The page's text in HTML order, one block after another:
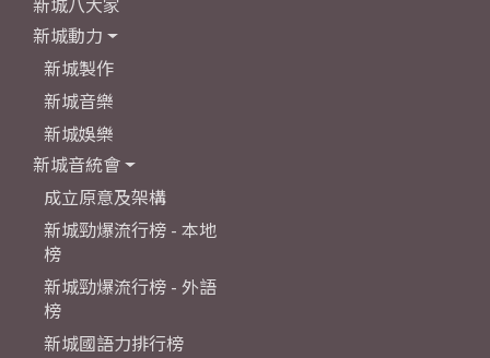
新城動力
新城製作
新城音樂
新城娛樂
新城音統會
成立原意及架構
新城勁爆流行榜 - 本地
榜
新城勁爆流行榜 - 外語
榜
新城國語力排行榜